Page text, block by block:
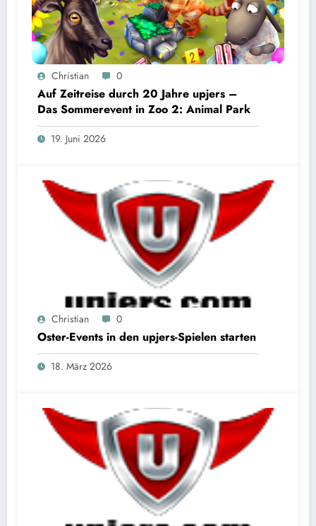
Christian 0
Auf Zeitreise durch 20 Jahre upjers –
Das Sommerevent in Zoo 2: Animal Park
19. Juni 2026
Christian 0
Oster-Events in den upjers-Spielen starten
18. März 2026